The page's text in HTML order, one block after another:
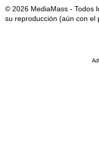
© 2026 MediaMass - Todos
su reproducción (aún con el